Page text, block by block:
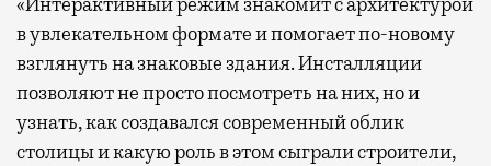
в увлекательном формате и помогает по-новому
взглянуть на знаковые здания. Инсталляции
позволяют не просто посмотреть на них, но и
узнать, как создавался современный облик
столицы и какую роль в этом сыграли строители,